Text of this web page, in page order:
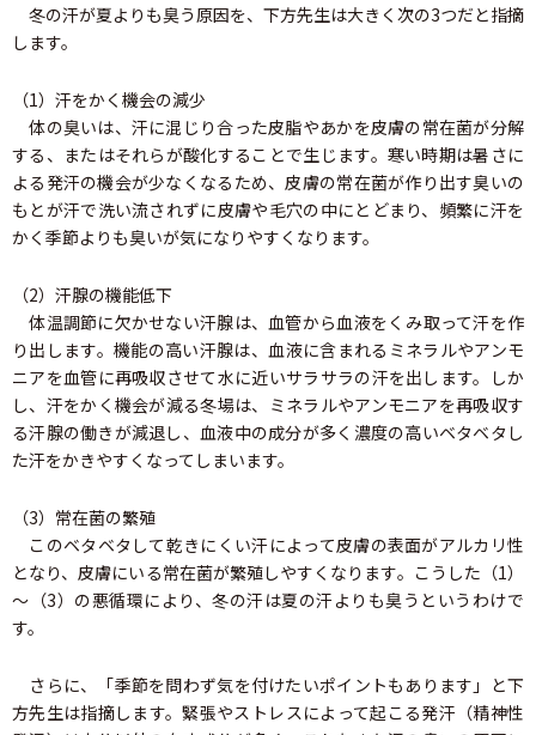
冬の汗が夏よりも臭う原因を、下方先生は大きく次の3つだと指摘
します。
（1）汗をかく機会の減少
体の臭いは、汗に混じり合った皮脂やあかを皮膚の常在菌が分解
する、またはそれらが酸化することで生じます。寒い時期は暑さに
よる発汗の機会が少なくなるため、皮膚の常在菌が作り出す臭いの
もとが汗で洗い流されずに皮膚や毛穴の中にとどまり、頻繁に汗を
かく季節よりも臭いが気になりやすくなります。
（2）汗腺の機能低下
体温調節に欠かせない汗腺は、血管から血液をくみ取って汗を作
り出します。機能の高い汗腺は、血液に含まれるミネラルやアンモ
ニアを血管に再吸収させて水に近いサラサラの汗を出します。しか
し、汗をかく機会が減る冬場は、ミネラルやアンモニアを再吸収す
る汗腺の働きが減退し、血液中の成分が多く濃度の高いベタベタし
た汗をかきやすくなってしまいます。
（3）常在菌の繁殖
このベタベタして乾きにくい汗によって皮膚の表面がアルカリ性
となり、皮膚にいる常在菌が繁殖しやすくなります。こうした（1）
～（3）の悪循環により、冬の汗は夏の汗よりも臭うというわけで
す。
さらに、「季節を問わず気を付けたいポイントもあります」と下
方先生は指摘します。緊張やストレスによって起こる発汗（精神性